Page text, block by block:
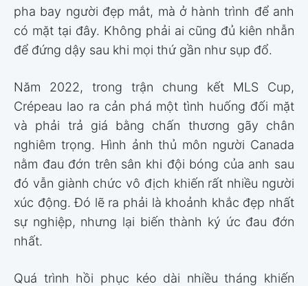
pha bay người đẹp mắt, mà ở hành trình để anh
có mặt tại đây. Không phải ai cũng đủ kiên nhẫn
để đứng dậy sau khi mọi thứ gần như sụp đổ.
Năm 2022, trong trận chung kết MLS Cup,
Crépeau lao ra cản phá một tình huống đối mặt
và phải trả giá bằng chấn thương gãy chân
nghiêm trọng. Hình ảnh thủ môn người Canada
nằm đau đớn trên sân khi đội bóng của anh sau
đó vẫn giành chức vô địch khiến rất nhiều người
xúc động. Đó lẽ ra phải là khoảnh khắc đẹp nhất
sự nghiệp, nhưng lại biến thành ký ức đau đớn
nhất.
Quá trình hồi phục kéo dài nhiều tháng khiến